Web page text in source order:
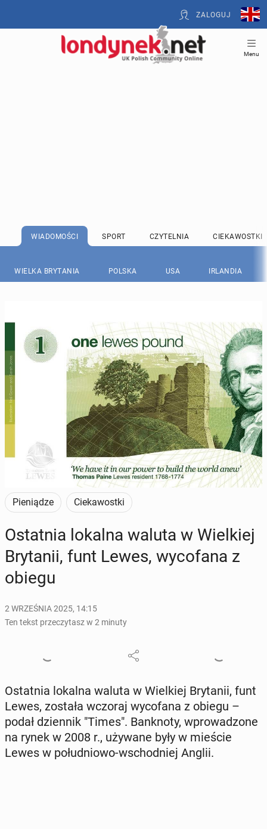
ZALOGUJ
Menu
WIADOMOŚCI SPORT CZYTELNIA CIEKAWOSTKI
WIELKA BRYTANIA POLSKA USA IRLANDIA
Wartość jednego funta Lewes było równa wartości funta szterlinga.
(Fot. X/@thelewespound)
Pieniądze Ciekawostki
Ostat­nia lokalna waluta w Wiel­kiej
Bry­ta­nii, funt Lewes, wy­co­fa­na z
obiegu
2 WRZEŚNIA 2025, 14:15
Ten tekst przeczytasz w 2 minuty
Ostat­nia lokalna waluta w Wiel­kiej Bry­ta­nii, funt
Lewes, została wczoraj wy­co­fa­na z obiegu –
podał dzien­nik "Times". Bank­no­ty, wpro­wa­dzo­ne
na rynek w 2008 r., używane były w mieście
Lewes w po­łu­dnio­wo-wschod­niej Anglii.